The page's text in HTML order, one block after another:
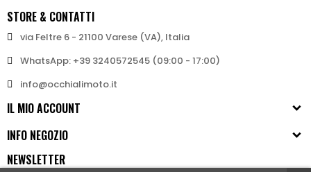
STORE & CONTATTI
via Feltre 6 - 21100 Varese (VA), Italia
WhatsApp: +39 3240572545 (09:00 - 17:00)
info@occhialimoto.it
IL MIO ACCOUNT
INFO NEGOZIO
NEWSLETTER